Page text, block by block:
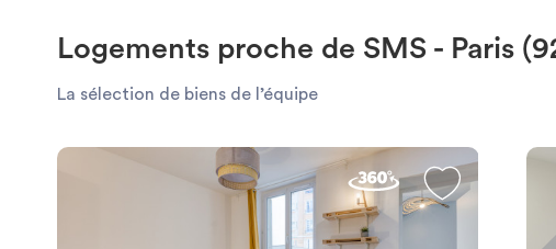
Logements proche de SMS - Paris
La sélection de biens de l’équipe